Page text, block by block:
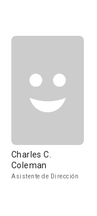
Charles C.
Coleman
Asistente de Dirección